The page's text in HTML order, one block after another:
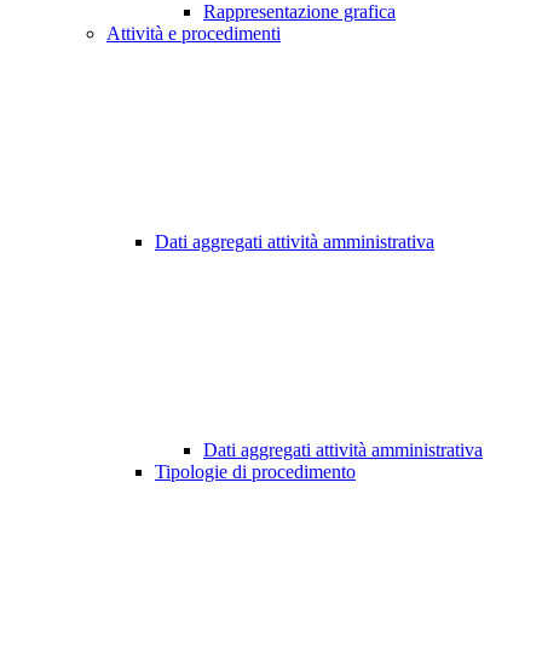
Rappresentazione grafica
Attività e procedimenti
Dati aggregati attività amministrativa
Dati aggregati attività amministrativa
Tipologie di procedimento